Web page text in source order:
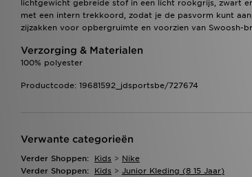
lichtgewicht gebreide stof in een licht rookgrijs, zwart
met een intern trekkoord, zodat je de pasvorm kunt
zijzakken voor opbergruimte en voorzien van Swoosh-
Verzorging & Materialen
100% polyester
Productcode: 19681592_jdsportsbe/727674
Verwante categorieën
Verder Shoppen: Kids > Nike
Verder Shoppen:
Kids > Junior Kleding (8 15 Jaar)